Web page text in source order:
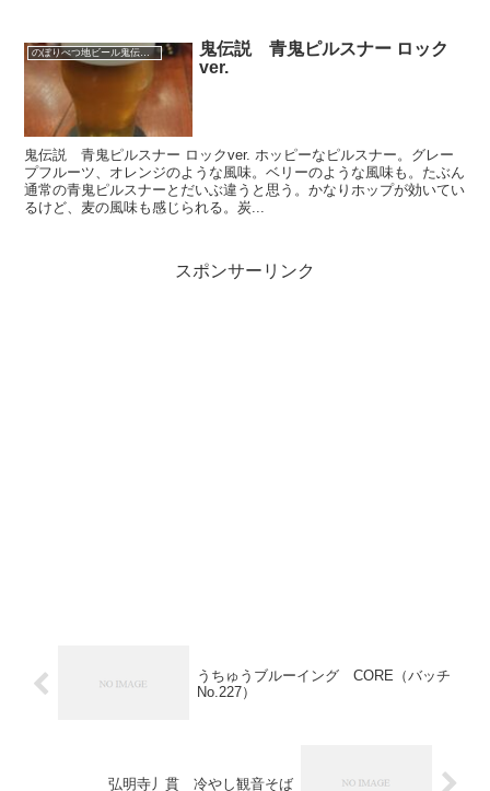
のぼりべつ地ビール鬼伝説（北海道）
鬼伝説 青鬼ピルスナー ロック
ver.
鬼伝説 青鬼ピルスナー ロックver. ホッピーなピルスナー。グレー
プフルーツ、オレンジのような風味。ベリーのような風味も。たぶん
通常の青鬼ピルスナーとだいぶ違うと思う。かなりホップが効いてい
るけど、麦の風味も感じられる。炭...
スポンサーリンク
うちゅうブルーイング CORE（バッチ
No.227）
弘明寺丿貫 冷やし観音そば